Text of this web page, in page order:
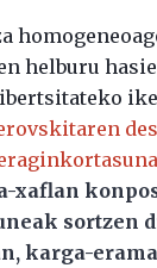
helburu
xaflan
sortzen
karga-